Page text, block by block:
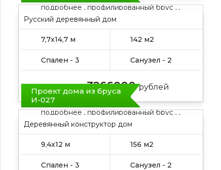
подробнее , профилированный брус , ,
Русский деревянный дом
7,7х14,7 м 142 м2
Спален - 3 Санузел - 2
Цена от: 3266000рублей
подробнее , профилированный брус , ,
Проект дома из бруса
И-027
Деревянный конструктор дом
9,4х12 м 156 м2
Спален - 3 Санузел - 2